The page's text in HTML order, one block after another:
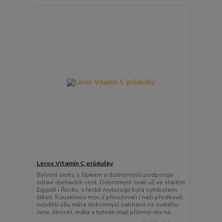
Leros Vitamín C průdušky
Bylinná směs s šípkem a dobromyslí podporuje
zdraví dýchacích cest. Dobromysl znali už ve starém
Egyptě i Řecku, v řecké mytologii byla symbolem
štěstí. Kouzelnou moc jí přisuzovali i naši předkové,
největší sílu měla dobromysl natrhaná na svatého
Jana. Jitrocel, máta a tymián mají příznivý vliv na ...